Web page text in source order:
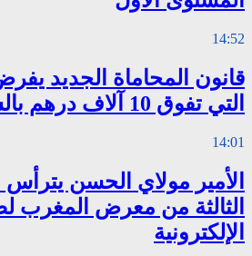
14:52
قانون المحاماة الجديد
التي تفوق 10 آلاف درهم بالشيك
14:01
الأمير مولاي الحسن يترأس
الثالثة من معرض المغرب
الإلكترونية